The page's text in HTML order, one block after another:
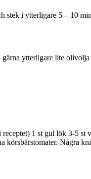
i ytterligare 5 – 10
gärna ytterligare lite
1 st gul lök 3-5 st
körsbärstomater. Några